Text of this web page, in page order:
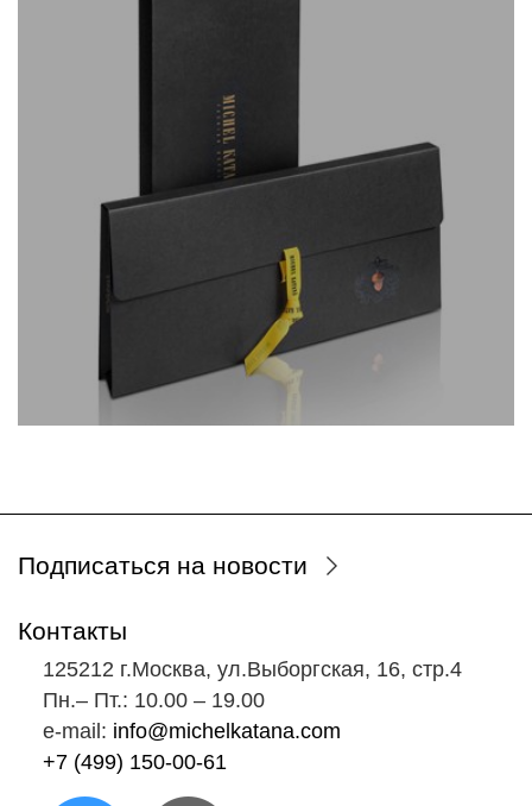
Подписаться на новости
Контакты
125212 г.Москва, ул.Выборгская, 16, стр.4
Пн.‒ Пт.: 10.00 ‒ 19.00
e-mail: info@michelkatana.com
+7 (499) 150-00-61